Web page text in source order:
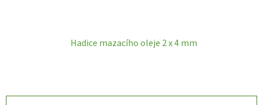
Hadice mazacího oleje 2 x 4 mm